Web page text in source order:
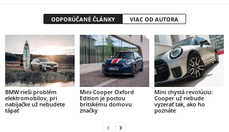
ODPORÚČANÉ ČLÁNKY VIAC OD AUTORA
BMW rieši problém
elektromobilov, pri
nabíjačke už nebudete
tápať
Mini Cooper Oxford
Edition je poctou
britskému domovu
značky
Mini chystá revolúciu:
Cooper už nebude
vyzerať tak, ako ho
poznáte